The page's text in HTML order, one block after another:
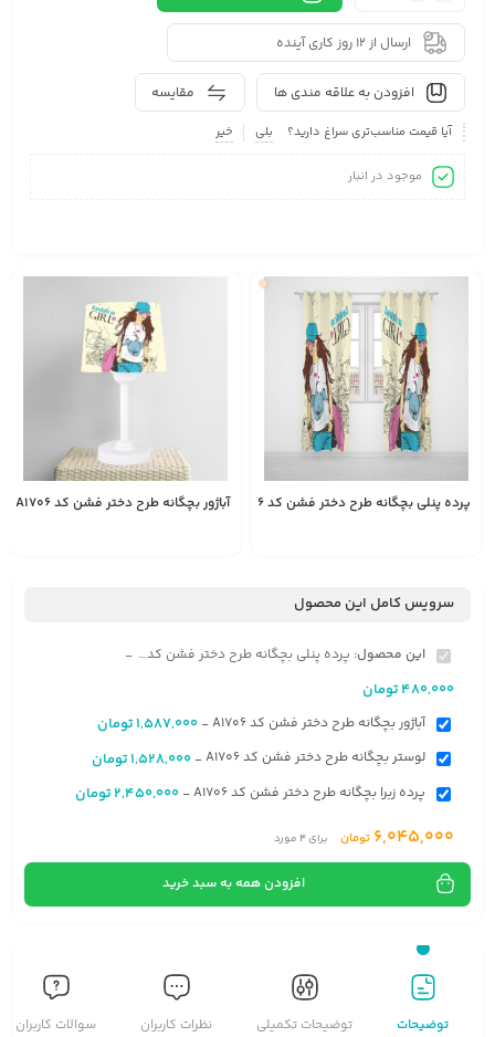
ارسال از 12 روز کاری آینده
مقایسه افزودن به علاقه مندی ها
آیا قیمت مناسب‌تری سراغ دارید؟ بلی خیر
موجود در انبار
پرده پنلی بچگانه طرح دختر فشن کد A1706 آباژور بچگانه طرح دختر فشن کد A1706
سرویس کامل این محصول
این محصول: پرده پنلی بچگانه طرح دختر فشن کد A1706 -
480,000تومان
آباژور بچگانه طرح دختر فشن کد A1706 -
1,587,000تومان
لوستر بچگانه طرح دختر فشن کد A1706 -
1,528,000تومان
پرده زبرا بچگانه طرح دختر فشن کد A1706 -
2,450,000تومان
6,045,000 تومان برای4مورد
افزودن همه به سبد خرید
توضیحات توضیحات تکمیلی نظرات کاربران سوالات کاربران